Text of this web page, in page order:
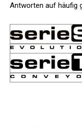
Antworten auf häufig